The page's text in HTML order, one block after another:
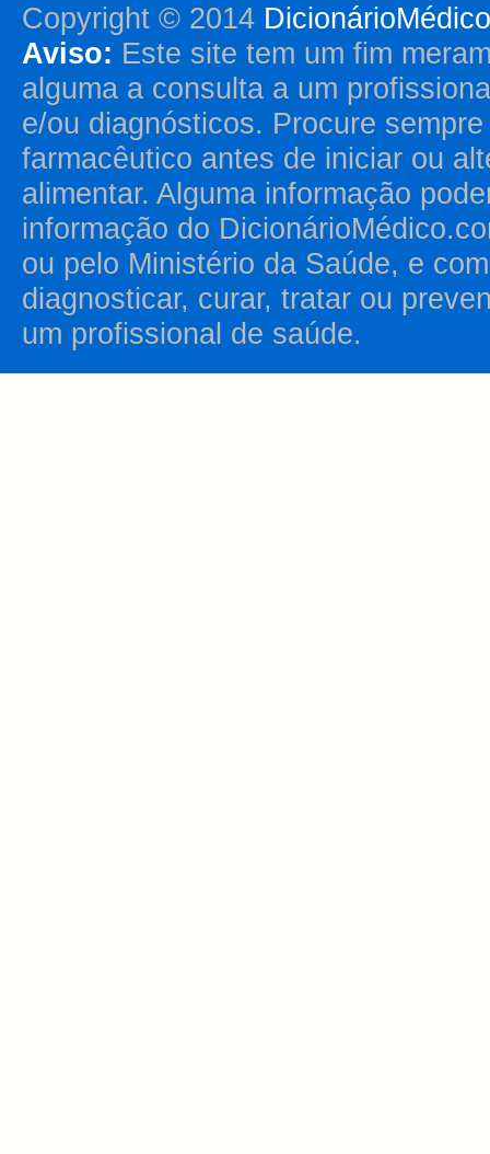
Copyright © 2014
Aviso: Este site tem um fim
alguma a consulta a um
e/ou diagnósticos. Procure
farmacêutico antes de iniciar ou
alimentar. Alguma informação
informação do
ou pelo Ministério da Saúde, e
diagnosticar, curar, tratar ou
um profissional de saúde.